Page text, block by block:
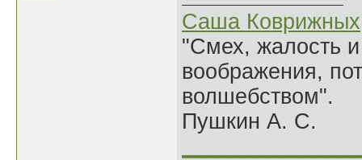
Саша Коврижных
"Смех, жалость
воображения,
волшебством".
Пушкин А. С.